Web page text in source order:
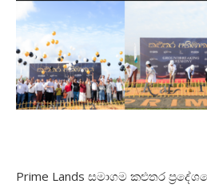
Prime Lands සමාගම කළුතර